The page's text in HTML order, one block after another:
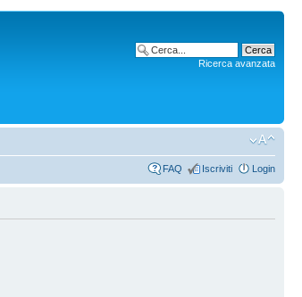
Ricerca avanzata
FAQ Iscriviti Login